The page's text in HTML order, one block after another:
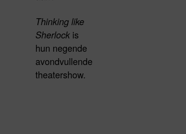
Thinking like
Sherlock is
hun negende
avondvullende
theatershow.